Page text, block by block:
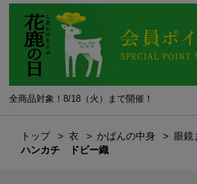
全商品対象！8/18（火）まで開催！
トップ 衣 かばんの中身 眼鏡
ハンカチ ドビー織